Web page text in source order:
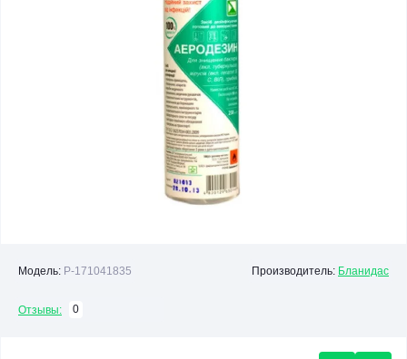
Модель: P-171041835 Производитель: Бланидас
Отзывы: 0